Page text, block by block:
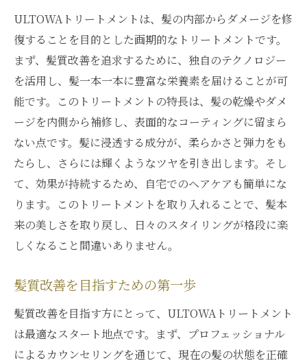
髪の内部からのアプローチとは
専門の美容師による施術の効果
銀座での体験がもたらす自信
髪質改善における新たな基準
髪質改善を目指すなら銀座でULTOWAトリート
メントを体験
髪の美しさを引き出す秘訣
ULTOWAトリートメントの施術プロセス
銀座でしか味わえない特別な時間
髪質改善に必要なケアステップ
髪の健康を守るための選択
ULTOWAトリートメントで始める銀座での髪質
革命
髪質革命がもたらす変化
ULTOWAトリートメントは、髪の内部からダメージを修
復することを目的とした画期的なトリートメントです。
まず、髪質改善を追求するために、独自のテクノロジー
を活用し、髪一本一本に豊富な栄養素を届けることが可
能です。このトリートメントの特長は、髪の乾燥やダメ
ージを内側から補修し、表面的なコーティングに留まら
ない点です。髪に浸透する成分が、柔らかさと弾力をも
たらし、さらには輝くようなツヤを引き出します。そし
て、効果が持続するため、自宅でのヘアケアも簡単にな
ります。このトリートメントを取り入れることで、髪本
来の美しさを取り戻し、日々のスタイリングが格段に楽
しくなること間違いありません。
髪質改善を目指すための第一歩
髪質改善を目指す方にとって、ULTOWAトリートメント
は最適なスタート地点です。まず、プロフェッショナル
によるカウンセリングを通じて、現在の髪の状態を正確